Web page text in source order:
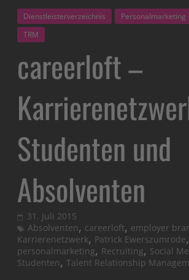
Dienstleisterverzeichnis Personalmarketing
TRM
careerloft –
Studenten und
Absolventen
31. Juli 2015
Absolventen, careerloft, employer
Karrierenetzwerk, Patrick Ewerszumrode,
personalmarketing, Recruiting, Social
Studenten,Talent Relationship